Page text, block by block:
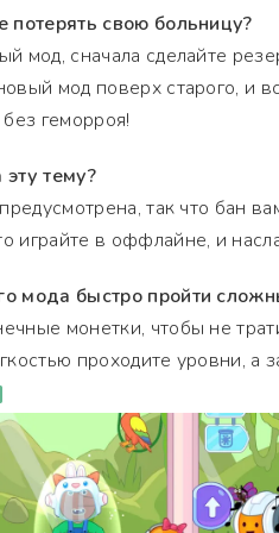
потерять свою больницу?
мод, сначала сделайте
мод поверх старого, и
геморроя!
тему?
так что бан
играйте в оффлайне, и
мода быстро пройти
монетки, чтобы не
проходите уровни, а